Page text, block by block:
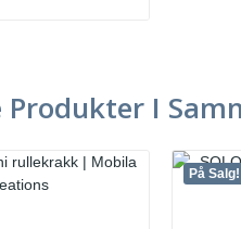
Produkter I
På Salg!